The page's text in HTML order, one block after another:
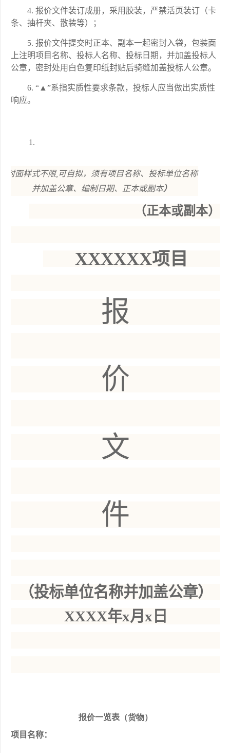
报价文件装订成册，采用胶装，严禁活页装订（卡
条、抽杆夹、散装等）；
报价文件提交时正本、副本一起密封入袋，包装面
上注明项目名称、投标人名称、投标日期，并加盖投标人
公章，密封处用白色复印纸封贴后骑缝加盖投标人公章。
“▲”系指实质性要求条款，投标人应当做出实质性
响应。
封面样式不限,可自拟，须有项目名称、投标单位名称
并加盖公章、编制日期、正本或副本）
（正本或副本）
XXXXXX项目
报
价
文
件
（投标单位名称并加盖公章）
XXXX年x月x日
报价一览表 （货物）
项目名称：